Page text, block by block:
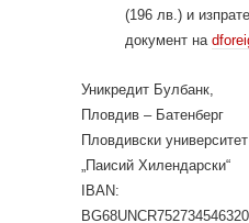
(196 лв.) и
документ на
Уникредит Булбанк,
Пловдив – Батенберг
Пловдивски университет
„Паисий Хилендарски“
IBAN: